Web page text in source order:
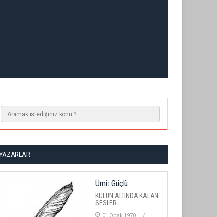
YAZARLAR
Ümit Güçlü
KÜLÜN ALTINDA KALAN
SESLER
01 Ocak 1970